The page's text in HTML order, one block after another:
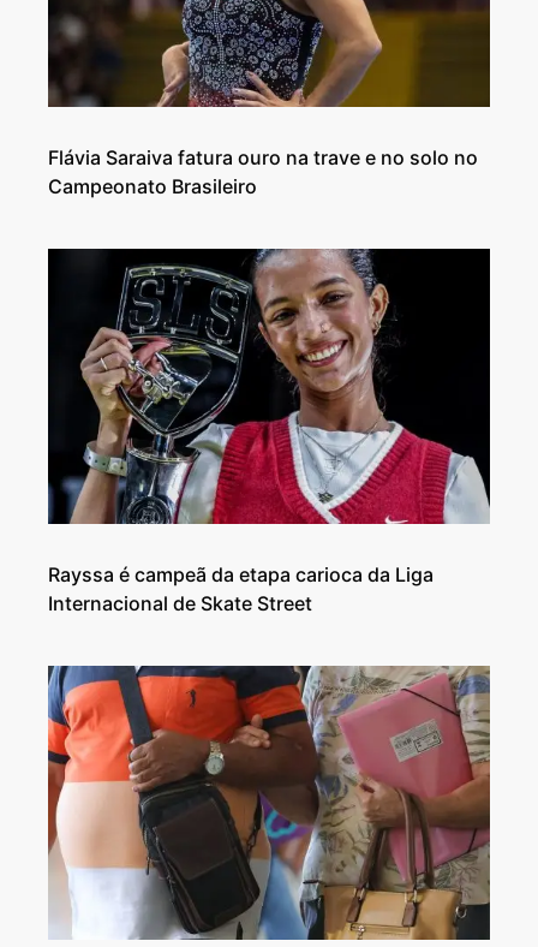
Flávia Saraiva fatura ouro na trave e no solo no
Campeonato Brasileiro
Rayssa é campeã da etapa carioca da Liga
Internacional de Skate Street